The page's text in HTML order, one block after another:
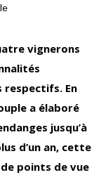
vignerons
respectifs. En
a élaboré
jusqu’à
d’un an, cette
points de vue